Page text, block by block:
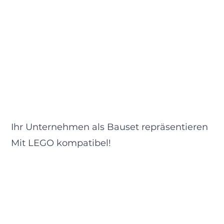
Ihr Unternehmen als Bauset repräsentieren
Mit LEGO kompatibel!